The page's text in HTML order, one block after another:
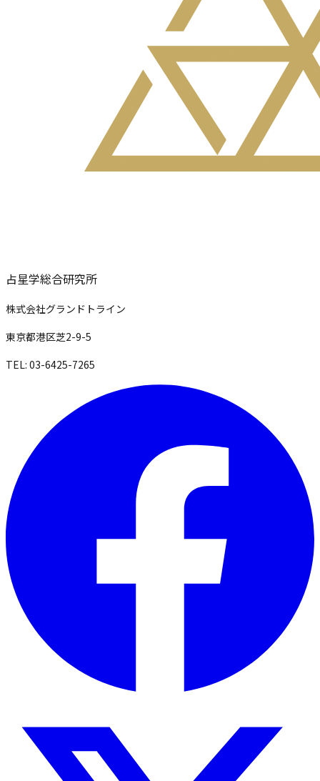
占星学総合研究所
株式会社グランドトライン
東京都港区芝2-9-5
TEL: 03-6425-7265